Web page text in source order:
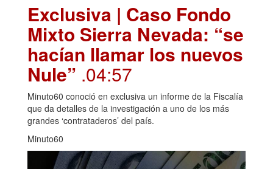
Exclusiva | Caso Fondo
Mixto Sierra Nevada: “se
hacían llamar los nuevos
Nule” .04:57
Minuto60 conoció en exclusiva un informe de la Fiscalía
que da detalles de la investigación a uno de los más
grandes ‘contrataderos’ del país.
Minuto60